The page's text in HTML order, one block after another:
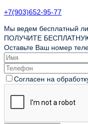
+7(903)652-95-77
Мы ведем бесплатный
ПОЛУЧИТЕ
Оставьте Ваш номер
Согласен на